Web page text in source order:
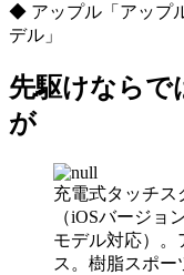
◆ アップル「アップ
デル」
先駆けならで
が
充電式タッチス
（iOSバージョ
モデル対応）。
ス。樹脂スポー